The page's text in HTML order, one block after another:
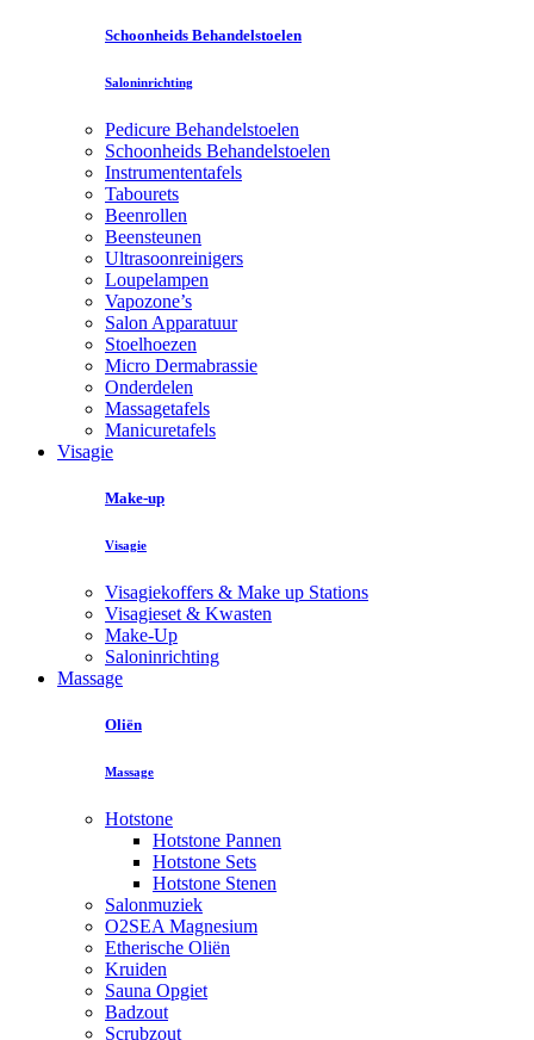
Schoonheids Behandelstoelen
Saloninrichting
Pedicure Behandelstoelen
Schoonheids Behandelstoelen
Instrumententafels
Tabourets
Beenrollen
Beensteunen
Ultrasoonreinigers
Loupelampen
Vapozone’s
Salon Apparatuur
Stoelhoezen
Micro Dermabrassie
Onderdelen
Massagetafels
Manicuretafels
Visagie
Make-up
Visagie
Visagiekoffers & Make up Stations
Visagieset & Kwasten
Make-Up
Saloninrichting
Massage
Oliën
Massage
Hotstone
Hotstone Pannen
Hotstone Sets
Hotstone Stenen
Salonmuziek
O2SEA Magnesium
Etherische Oliën
Kruiden
Sauna Opgiet
Badzout
Scrubzout